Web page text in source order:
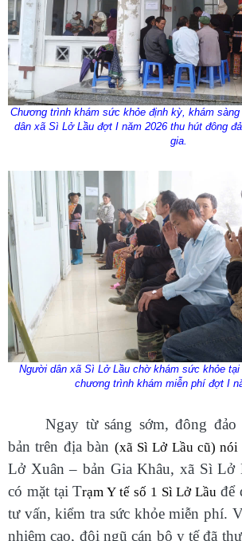
Chương trình khám sức khỏe định kỳ, khám
dân xã Sì Lở Lầu đợt I năm 2026 thu hút đông
gia.
Người dân xã Sì Lở Lầu chờ khám sức khỏe tại
chương trình khám miễn phí đợt I
Ngay từ sáng sớm, đông
bảntrên địa bàn (xã Sì Lở Lầu cũ)
Lở Xuân – bản Gia Khâu, xã Sì Lở
có mặt tạiTrạm Y tế số 1 Sì Lở Lầu để
tư vấn, kiểm tra sức khỏemiễn phí.
nhiệm cao, đội ngũ cán bộ y tế đã